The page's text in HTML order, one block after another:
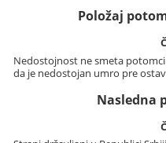
Položaj
Nedostojnost ne smeta
da je nedostojan umro pre
Nasledna